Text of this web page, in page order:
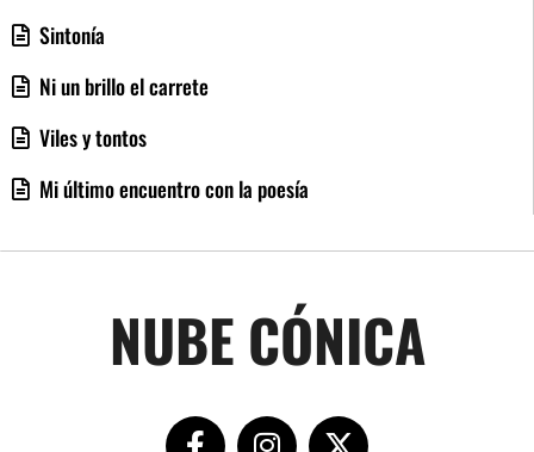
Sintonía
Ni un brillo el carrete
Viles y tontos
Mi último encuentro con la poesía
NUBE CÓNICA